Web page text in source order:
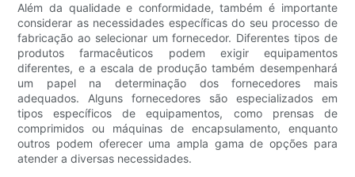
Além da qualidade e conformidade, também é importante
considerar as necessidades específicas do seu processo de
fabricação ao selecionar um fornecedor. Diferentes tipos de
produtos farmacêuticos podem exigir equipamentos
diferentes, e a escala de produção também desempenhará
um papel na determinação dos fornecedores mais
adequados. Alguns fornecedores são especializados em
tipos específicos de equipamentos, como prensas de
comprimidos ou máquinas de encapsulamento, enquanto
outros podem oferecer uma ampla gama de opções para
atender a diversas necessidades.